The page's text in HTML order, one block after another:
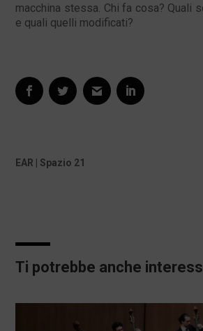
macchina stessa. Chi fa cosa? Quali
e quali quelli modificati?
EAR | Spazio 21
Ti potrebbe anche